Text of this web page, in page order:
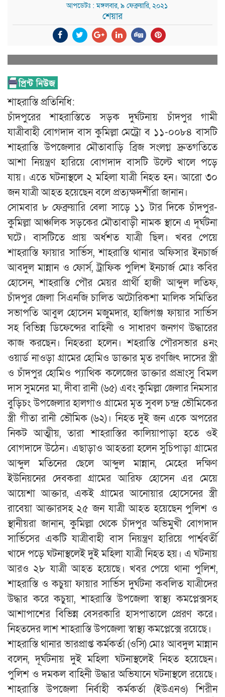
আপডেটঃ : মঙ্গলবার, ৯ ফেব্রুয়ারি, ২০২১
শেয়ার
শাহরাস্তি প্রতিনিধি:
চাঁদপুরের শাহরাস্তিতে সড়ক দুর্ঘটনায় চাঁদপুর গামী
যাত্রীবাহী বোগদাদ বাস কুমিল্লা মেট্রো ব ১১-০০৮৪ বাসটি
শাহরাস্তি উপজেলার মৌতাবাড়ি ব্রিজ সংলগ্ন দ্রুতগতিতে
আশা নিয়ন্ত্রণ হারিয়ে বোগদাদ বাসটি উল্টে খালে পড়ে
যায়। এতে ঘটনাস্থলে ২ মহিলা যাত্রী নিহত হন। আরো ৩০
জন যাত্রী আহত হয়েছেন বলে প্রত্যক্ষদর্শীরা জানান।
সোমবার ৮ ফেব্রুয়ারি বেলা সাড়ে ১১ টার দিকে চাঁদপুর-
কুমিল্লা আঞ্চলিক সড়কের মৌতাবাড়ী নামক স্থানে এ দূর্ঘটনা
ঘটে। বাসটিতে প্রায় অর্ধশত যাত্রী ছিল। খবর পেয়ে
শাহরাস্তি ফায়ার সার্ভিস, শাহরাস্তি থানার অফিসার ইনচার্জ
আবদুল মান্নান ও ফোর্স, ট্রাফিক পুলিশ ইনচার্জ মোঃ কবির
হোসেন, শাহরাস্তি পৌর মেয়র প্রার্থী হাজী আব্দুল লতিফ,
চাঁদপুর জেলা সিএনজি চালিত অটোরিকশা মালিক সমিতির
সভাপতি আবুল হোসেন মজুমদার, হাজিগঞ্জ ফায়ার সার্ভিস
সহ বিভিন্ন ডিফেন্সের বাহিনী ও সাধারণ জনগণ উদ্ধারের
কাজ করছেন। নিহতরা হলেন। শহরাস্তি পৌরসভার ৪নং
ওয়ার্ড নাওড়া গ্রামের হোমিও ডাক্তার মৃত রণজিৎ দাসের স্ত্রী
ও চাঁদপুর হোমিও প্যাথিক কলেজের ডাক্তার প্রভ্রাংসু বিমল
দাস সুমনের মা, দীবা রানী (৬৫) এবং কুমিল্লা জেলার নিমসার
বুড়িচং উপজেলার হালগাও গ্রামের মৃত সুবল চন্দ্র ভৌমিকের
স্ত্রী গীতা রানী ভৌমিক (৬২)। নিহত দুই জন একে অপরের
নিকট আত্মীয়, তারা শাহরাস্তির কালিয়াপাড়া হতে ওই
বোগদাদে উঠেন। এছাড়াও আহতরা হলেন সুচিপাড়া গ্রামের
আব্দুল মতিনের ছেলে আব্দুল মান্নান, মেহের দক্ষিণ
ইউনিয়নের দেবকরা গ্রামের আরিফ হোসেন এর মেয়ে
আয়েশা আক্তার, একই গ্রামের আনোয়ার হোসেনের স্ত্রী
রাবেয়া আক্তারসহ ২৫ জন যাত্রী আহত হয়েছেন পুলিশ ও
স্থানীয়রা জানান, কুমিল্লা থেকে চাঁদপুর অভিমুখী বোগদাদ
সার্ভিসের একটি যাত্রীবাহী বাস নিয়ন্ত্রণ হারিয়ে পার্শ্ববর্তী
খাদে পড়ে ঘটনাস্থলেই দুই মহিলা যাত্রী নিহত হয়। এ ঘটনায়
আরও ২৮ যাত্রী আহত হয়েছে। খবর পেয়ে থানা পুলিশ,
শাহরাস্তি ও কচুয়া ফায়ার সার্ভিস দুর্ঘটনা কবলিত যাত্রীদের
উদ্ধার করে কচুয়া, শাহরাস্তি উপজেলা স্বাস্থ্য কমপ্লেক্সসহ
আশাপাশের বিভিন্ন বেসরকারি হাসপাতালে প্রেরণ করে।
নিহতদের লাশ শাহরাস্তি উপজেলা স্বাস্থ্য কমপ্লেক্সে রয়েছে।
শাহরাস্তি থানার ভারপ্রাপ্ত কর্মকর্তা (ওসি) মোঃ আবদুল মান্নান
বলেন, দূর্ঘটনায় দুই মহিলা ঘটনাস্থলেই নিহত হয়েছেন।
পুলিশ ও দমকল বাহিনী উদ্ধার অভিযানে ঘটনাস্থলে রয়েছে।
শাহরাস্তি উপজেলা নির্বাহী কর্মকর্তা (ইউএনও) শিরীন